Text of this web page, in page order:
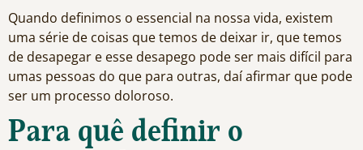
Quando definimos o essencial na nossa vida, existem
uma série de coisas que temos de deixar ir, que temos
de desapegar e esse desapego pode ser mais difícil para
umas pessoas do que para outras, daí afirmar que pode
ser um processo doloroso.
Para quê definir o